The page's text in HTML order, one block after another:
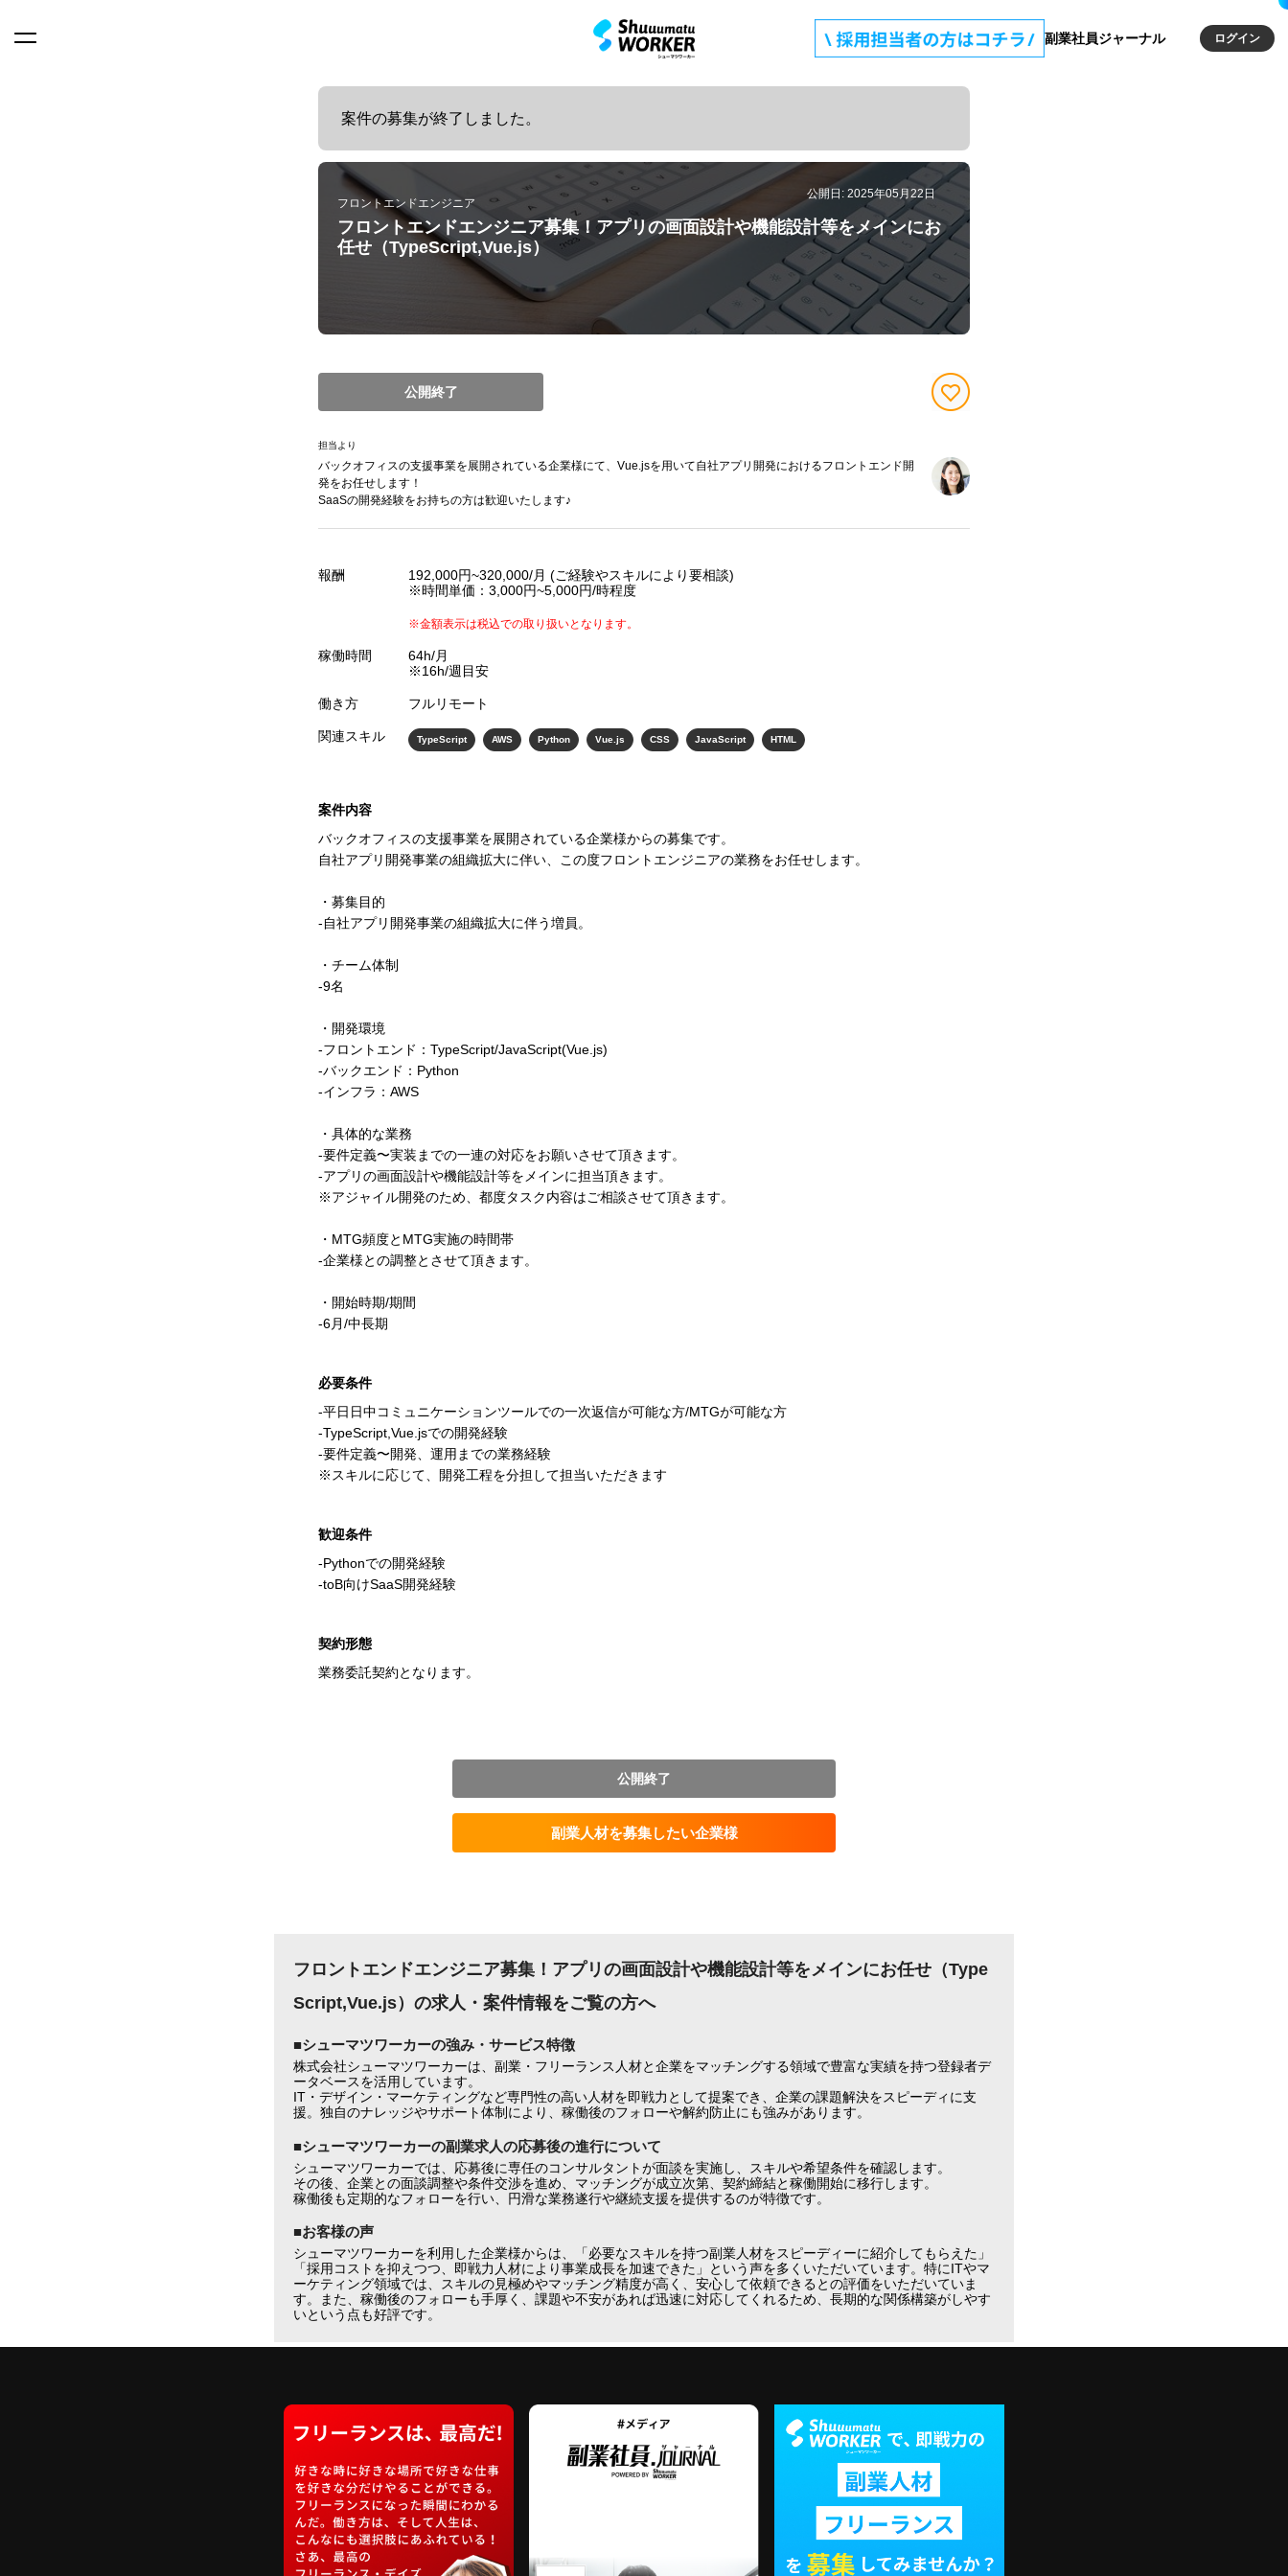
副業社員ジャーナル ログイン
案件の募集が終了しました。
フロントエンドエンジニア
フロントエンドエンジニア募集！アプリの画面設計や機能設計等をメインにお
任せ（TypeScript,Vue.js）
公開日: 2025年05月22日
公開終了
担当より
バックオフィスの支援事業を展開されている企業様にて、Vue.jsを用いて自社アプリ開発におけるフロントエンド開
発をお任せします！
SaaSの開発経験をお持ちの方は歓迎いたします♪
報酬
192,000円~320,000/月 (ご経験やスキルにより要相談)
※時間単価：3,000円~5,000円/時程度
※金額表示は税込での取り扱いとなります。
稼働時間
64h/月
※16h/週目安
働き方 フルリモート
関連スキル TypeScript AWS Python Vue.js CSS JavaScript HTML
案件内容
バックオフィスの支援事業を展開されている企業様からの募集です。
自社アプリ開発事業の組織拡大に伴い、この度フロントエンジニアの業務をお任せします。
・募集目的
-自社アプリ開発事業の組織拡大に伴う増員。
・チーム体制
-9名
・開発環境
-フロントエンド：TypeScript/JavaScript(Vue.js)
-バックエンド：Python
-インフラ：AWS
・具体的な業務
-要件定義〜実装までの一連の対応をお願いさせて頂きます。
-アプリの画面設計や機能設計等をメインに担当頂きます。
※アジャイル開発のため、都度タスク内容はご相談させて頂きます。
・MTG頻度とMTG実施の時間帯
-企業様との調整とさせて頂きます。
・開始時期/期間
-6月/中長期
必要条件
-平日日中コミュニケーションツールでの一次返信が可能な方/MTGが可能な方
-TypeScript,Vue.jsでの開発経験
-要件定義〜開発、運用までの業務経験
※スキルに応じて、開発工程を分担して担当いただきます
歓迎条件
-Pythonでの開発経験
-toB向けSaaS開発経験
契約形態
業務委託契約となります。
公開終了
副業人材を募集したい企業様
フロントエンドエンジニア募集！アプリの画面設計や機能設計等をメインにお任せ（Type
Script,Vue.js）の求人・案件情報をご覧の方へ
■シューマツワーカーの強み・サービス特徴
株式会社シューマツワーカーは、副業・フリーランス人材と企業をマッチングする領域で豊富な実績を持つ登録者デ
ータベースを活用しています。
IT・デザイン・マーケティングなど専門性の高い人材を即戦力として提案でき、企業の課題解決をスピーディに支
援。独自のナレッジやサポート体制により、稼働後のフォローや解約防止にも強みがあります。
■シューマツワーカーの副業求人の応募後の進行について
シューマツワーカーでは、応募後に専任のコンサルタントが面談を実施し、スキルや希望条件を確認します。
その後、企業との面談調整や条件交渉を進め、マッチングが成立次第、契約締結と稼働開始に移行します。
稼働後も定期的なフォローを行い、円滑な業務遂行や継続支援を提供するのが特徴です。
■お客様の声
シューマツワーカーを利用した企業様からは、「必要なスキルを持つ副業人材をスピーディーに紹介してもらえた」
「採用コストを抑えつつ、即戦力人材により事業成長を加速できた」という声を多くいただいています。特にITやマ
ーケティング領域では、スキルの見極めやマッチング精度が高く、安心して依頼できるとの評価をいただいていま
す。また、稼働後のフォローも手厚く、課題や不安があれば迅速に対応してくれるため、長期的な関係構築がしやす
いという点も好評です。